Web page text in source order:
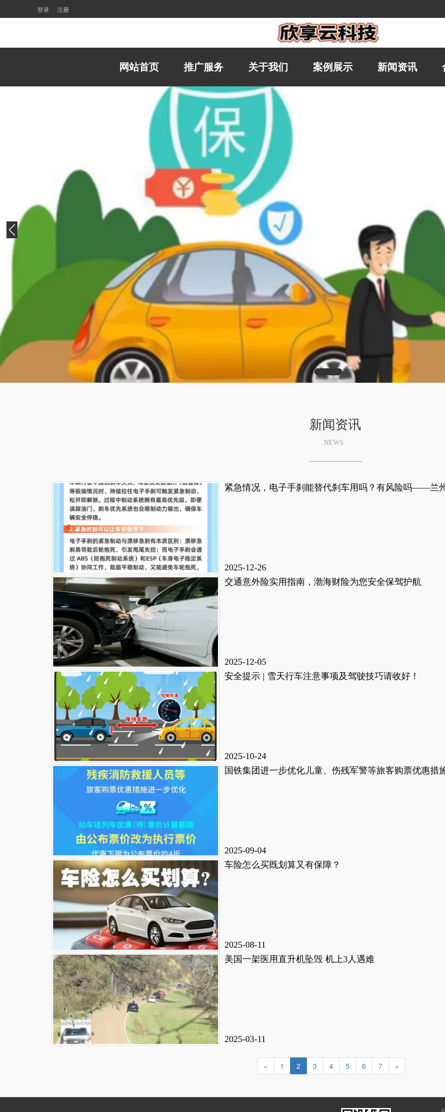
登录 注册
网站首页 推广服务 关于我们 案例展示 新闻资讯
新闻资讯
NEWS
紧急情况，电子手刹能替代刹车用吗？有风险吗——兰
2025-12-26
交通意外险实用指南，渤海财险为您安全保驾护航
2025-12-05
安全提示 | 雪天行车注意事项及驾驶技巧请收好！
2025-10-24
国铁集团进一步优化儿童、伤残军警等旅客购票优惠措
2025-09-04
车险怎么买既划算又有保障？
2025-08-11
美国一架医用直升机坠毁 机上3人遇难
2025-03-11
« 1 2 3 4 5 6 7 »